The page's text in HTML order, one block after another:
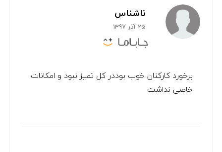
ناشناس
25 آذر 1397
برخورد کارکنان خوب بوددر کل تمیز نبود و امکانات
خاصی نداشت